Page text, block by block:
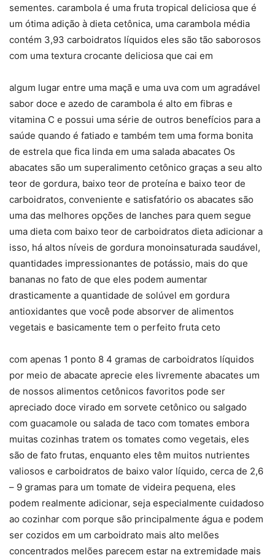
sementes. carambola é uma fruta tropical deliciosa que é
um ótima adição à dieta cetônica, uma carambola média
contém 3,93 carboidratos líquidos eles são tão saborosos
com uma textura crocante deliciosa que cai em
algum lugar entre uma maçã e uma uva com um agradável
sabor doce e azedo de carambola é alto em fibras e
vitamina C e possui uma série de outros benefícios para a
saúde quando é fatiado e também tem uma forma bonita
de estrela que fica linda em uma salada abacates Os
abacates são um superalimento cetônico graças a seu alto
teor de gordura, baixo teor de proteína e baixo teor de
carboidratos, conveniente e satisfatório os abacates são
uma das melhores opções de lanches para quem segue
uma dieta com baixo teor de carboidratos dieta adicionar a
isso, há altos níveis de gordura monoinsaturada saudável,
quantidades impressionantes de potássio, mais do que
bananas no fato de que eles podem aumentar
drasticamente a quantidade de solúvel em gordura
antioxidantes que você pode absorver de alimentos
vegetais e basicamente tem o perfeito fruta ceto
com apenas 1 ponto 8 4 gramas de carboidratos líquidos
por meio de abacate aprecie eles livremente abacates um
de nossos alimentos cetônicos favoritos pode ser
apreciado doce virado em sorvete cetônico ou salgado
com guacamole ou salada de taco com tomates embora
muitas cozinhas tratem os tomates como vegetais, eles
são de fato frutas, enquanto eles têm muitos nutrientes
valiosos e carboidratos de baixo valor líquido, cerca de 2,6
– 9 gramas para um tomate de videira pequena, eles
podem realmente adicionar, seja especialmente cuidadoso
ao cozinhar com porque são principalmente água e podem
ser cozidos em um carboidrato mais alto melões
concentrados melões parecem estar na extremidade mais